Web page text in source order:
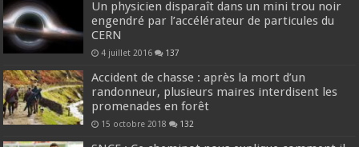
Un physicien disparaît dans un mini trou noir
engendré par l’accélérateur de particules du
CERN
4 juillet 2016 137
Accident de chasse : après la mort d’un
randonneur, plusieurs maires interdisent les
promenades en forêt
15 octobre 2018 132